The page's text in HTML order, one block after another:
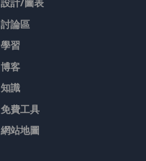
討論區
學習
博客
知識
免費工具
網站地圖